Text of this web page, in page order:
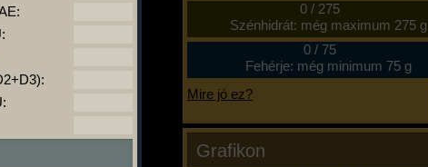
0/ 275
Szénhidrát: még maximum 275 g
0/ 75
Fehérje: még minimum 75 g
Mire jó ez?
Grafikon